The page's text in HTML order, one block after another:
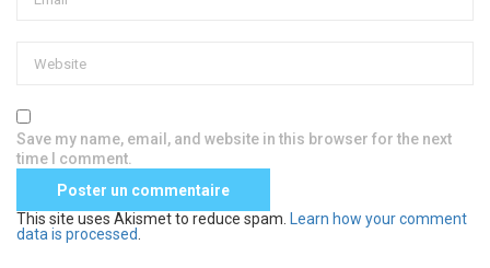
Save my name, email, and website in this browser for the next
time I comment.
This site uses Akismet to reduce spam. Learn how your comment
data is processed.